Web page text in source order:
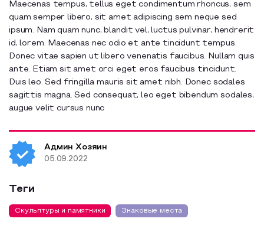
Maecenas tempus, tellus eget condimentum rhoncus, sem
quam semper libero, sit amet adipiscing sem neque sed
ipsum. Nam quam nunc, blandit vel, luctus pulvinar, hendrerit
id, lorem. Maecenas nec odio et ante tincidunt tempus.
Donec vitae sapien ut libero venenatis faucibus. Nullam quis
ante. Etiam sit amet orci eget eros faucibus tincidunt.
Duis leo. Sed fringilla mauris sit amet nibh. Donec sodales
sagittis magna. Sed consequat, leo eget bibendum sodales,
augue velit cursus nunc
Админ Хозяин
05.09.2022
Теги
Скульптуры и памятники Знаковые места